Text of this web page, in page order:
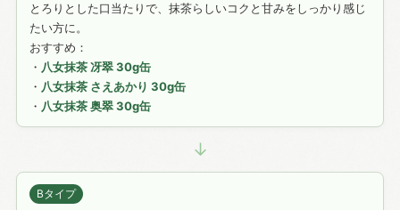
とろりとした口当たりで、抹茶らしいコクと甘みをしっかり感じ
たい方に。
おすすめ：
・ 八女抹茶 冴翠 30g缶
・ 八女抹茶 さえあかり 30g缶
・ 八女抹茶 奥翠 30g缶
↓
Bタイプ